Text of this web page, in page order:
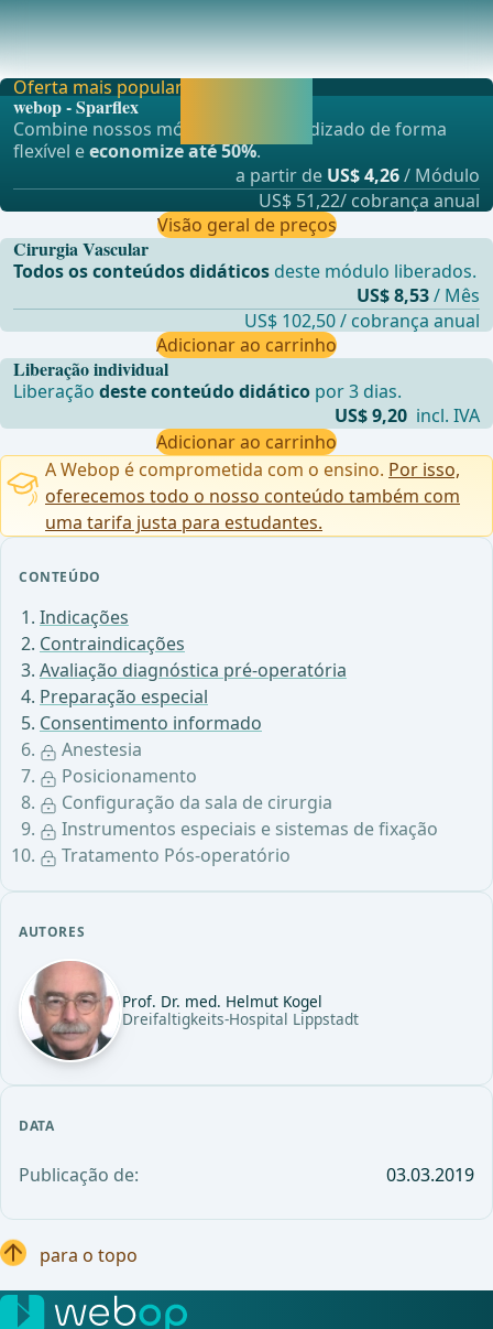
CONTEÚDO
Indicações
Contraindicações
Avaliação diagnóstica pré-operatória
Preparação especial
Consentimento informado
Anestesia
Posicionamento
Configuração da sala de cirurgia
Instrumentos especiais e sistemas de fixação
Tratamento Pós-operatório
AUTORES
Prof. Dr. med. Helmut Kogel
Dreifaltigkeits-Hospital Lippstadt
DATA
Publicação de: 03.03.2019
Anestesia geralAnestesia regional (plexo cervical) em
pacientes cooperativos; não em lesões carotíd
Liberação individual
Liberaçãodeste conteúdo didático por 3 dias.
US$ 9,20 incl. IVA
Adicionar ao carrinho
Oferta mais popular
webop - Sparflex
Combine nossos módulos de aprendizado de forma
flexível eeconomize até 50%.
a partir de US$ 4,26/ Módulo
US$ 51,22/ cobrança anual
Visão geral de preços
Cirurgia Vascular
Todos os conteúdos didáticos deste módulo liberados.
US$ 8,53/ Mês
US$ 102,50 / cobrança anual
Adicionar ao carrinho
A Webop é comprometida com o ensino. Por isso,
oferecemos todo o nosso conteúdo também com
uma tarifa justa para estudantes.
para o topo